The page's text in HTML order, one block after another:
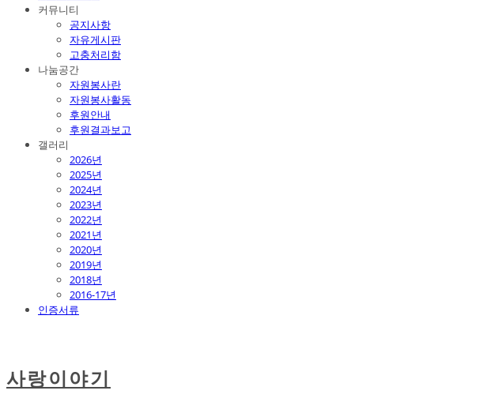
커뮤니티
공지사항
자유게시판
고충처리함
나눔공간
자원봉사란
자원봉사활동
후원안내
후원결과보고
갤러리
2026년
2025년
2024년
2023년
2022년
2021년
2020년
2019년
2018년
2016-17년
인증서류
사랑이야기